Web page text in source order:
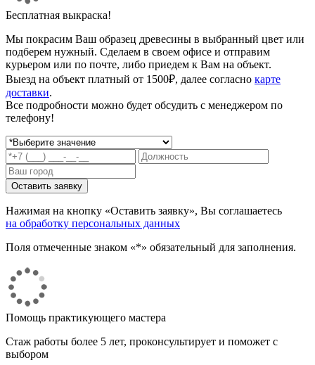
Бесплатная выкраска!
Мы покрасим Ваш образец древесины в выбранный цвет или
подберем нужный. Сделаем в своем офисе и отправим
курьером или по почте, либо приедем к Вам на объект.
Выезд на объект платный от 1500₽, далее согласно карте
доставки.
Все подробности можно будет обсудить с менеджером по
телефону!
Нажимая на кнопку «Оставить заявку», Вы соглашаетесь
на обработку персональных данных
Поля отмеченные знаком «*» обязательный для заполнения.
Помощь практикующего мастера
Стаж работы более 5 лет, проконсультирует и поможет с
выбором